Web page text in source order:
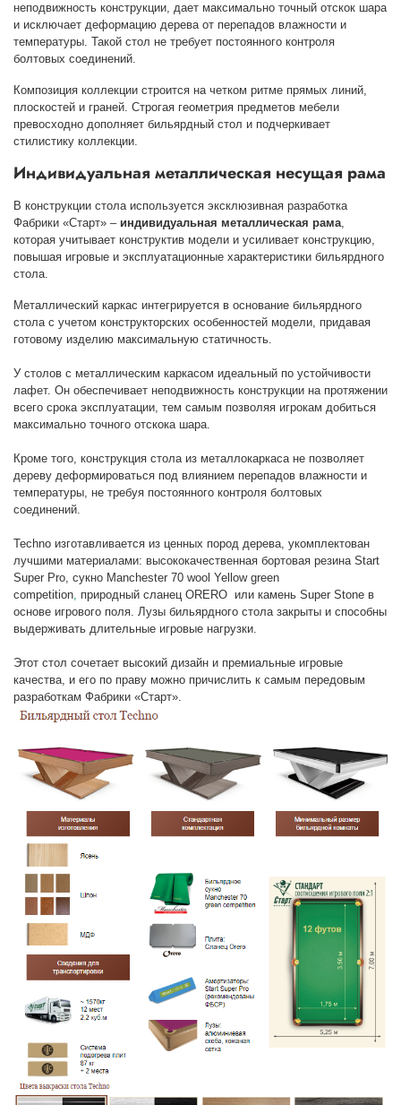
неподвижность конструкции, дает максимально точный отскок шара
и исключает деформацию дерева от перепадов влажности и
температуры. Такой стол не требует постоянного контроля
болтовых соединений.
Композиция коллекции строится на четком ритме прямых линий,
плоскостей и граней. Строгая геометрия предметов мебели
превосходно дополняет бильярдный стол и подчеркивает
стилистику коллекции.
Индивидуальная металлическая несущая рама
В конструкции стола используется эксклюзивная разработка
Фабрики «Старт» – индивидуальная металлическая рама
которая учитывает конструктив модели и усиливает конструкцию,
повышая игровые и эксплуатационные характеристики бильярдного
стола.
Металлический каркас интегрируется в основание бильярдного
стола с учетом конструкторских особенностей модели, придавая
готовому изделию максимальную статичность.
У столов с металлическим каркасом идеальный по устойчивости
лафет. Он обеспечивает неподвижность конструкции на протяжении
всего срока эксплуатации, тем самым позволяя игрокам добиться
максимально точного отскока шара.
Кроме того, конструкция стола из металлокаркаса не позволяет
дереву деформироваться под влиянием перепадов влажности и
температуры, не требуя постоянного контроля болтовых
соединений.
Techno изготавливается из ценных пород дерева, укомплектован
лучшими материалами: высококачественная бортовая резина Start
Super Pro, сукно Manchester 70 wool Yellow green
competition природный сланец ORERO или камень Super Stone в
основе игрового поля. Лузы бильярдного стола закрыты и способны
выдерживать длительные игровые нагрузки.
Этот стол сочетает высокий дизайн и премиальные игровые
качества, и его по праву можно причислить к самым передовым
разработкам Фабрики «Старт».